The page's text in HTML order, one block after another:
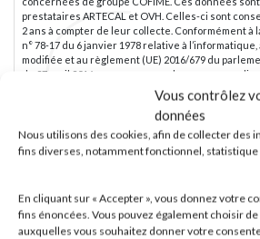
Vous contrôlez
données
Nous utilisons des cookies, afin de collecter des
fins diverses, notamment fonctionnel, statistique
En cliquant sur « Accepter », vous donnez votre
fins énoncées. Vous pouvez également choisir
auxquelles vous souhaitez donner votre
prestataires ARTECAL et OVH. Celles-ci sont
2 ans à compter de leur collecte. Conformément
n° 78-17 du 6 janvier 1978 relative à
modifiée et au règlement (UE) 2016/679 du
du 27 avril 2016 nous vous rappelons que vous
portabilité de vos données, de droits d’accès, de
d’effacement, de limitation et d’opposition pour
droit de définir des directives relatives au sort
après votre mort sous réserve des dispositions
applicables. Vous avez également la possibilité
auprès d’une autorité de contrôle. Pour exercer
données : Laurent Pavolini, 5 rue Bertrand Monnet,
COLMAR Cedex